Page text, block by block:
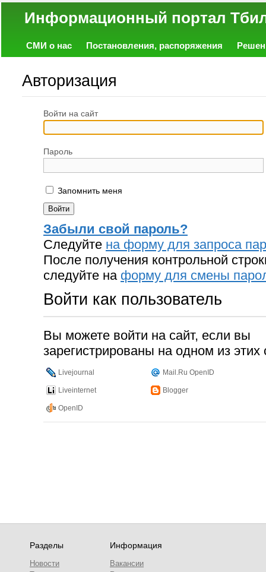
Информационный
СМИ о нас Постановления, распоряжения
Авторизация
Войти на сайт
Пароль
Запомнить меня
Забыли свой пароль?
Следуйте на форму для запроса
После получения контрольной
следуйте на форму для смены
Войти как пользователь
Вы можете войти на сайт, если вы
зарегистрированы на одном из этих
Livejournal Mail.Ru OpenID
Liveinternet Blogger
OpenID
Разделы
Новости
Информация
Вакансии